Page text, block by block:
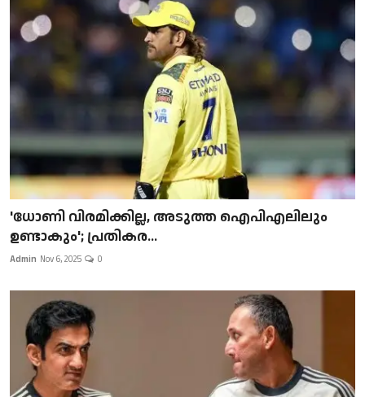
'ധോണി വിരമിക്കില്ല, അടുത്ത ഐപിഎലിലും
ഉണ്ടാകും'; പ്രതികര...
Admin Nov 6, 2025 0